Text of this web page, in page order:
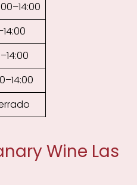
Wine Las